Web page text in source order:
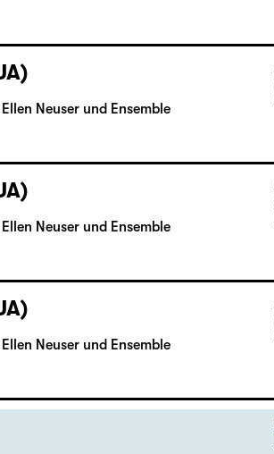
Neuser und Ensemble
Neuser und Ensemble
Neuser und Ensemble